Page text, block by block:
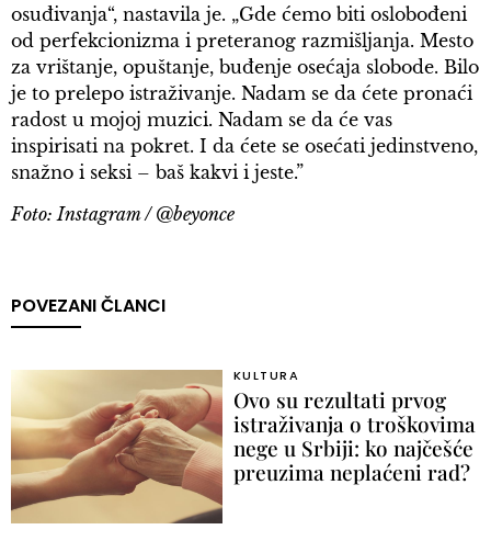
osuđivanja“, nastavila je. „Gde ćemo biti oslobođeni
od perfekcionizma i preteranog razmišljanja. Mesto
za vrištanje, opuštanje, buđenje osećaja slobode. Bilo
je to prelepo istraživanje. Nadam se da ćete pronaći
radost u mojoj muzici. Nadam se da će vas
inspirisati na pokret. I da ćete se osećati jedinstveno,
snažno i seksi – baš kakvi i jeste.”
Foto: Instagram / @beyonce
POVEZANI ČLANCI
KULTURA
Ovo su rezultati prvog
istraživanja o troškovima
nege u Srbiji: ko najčešće
preuzima neplaćeni rad?